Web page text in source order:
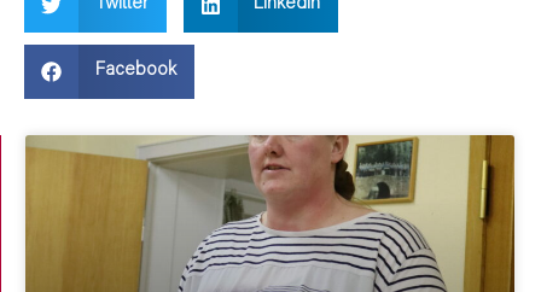
Twitter LinkedIn
Facebook